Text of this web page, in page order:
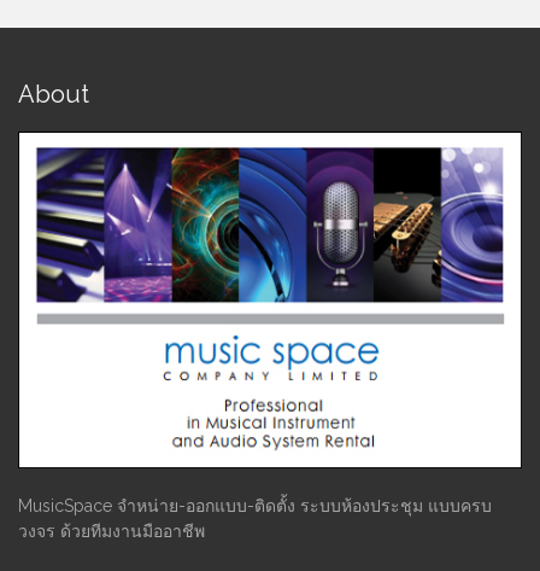
About
MusicSpace จำหน่าย-ออกแบบ-ติดตั้ง ระบบห้องประชุม แบบครบ
วงจร ด้วยทีมงานมืออาชีพ